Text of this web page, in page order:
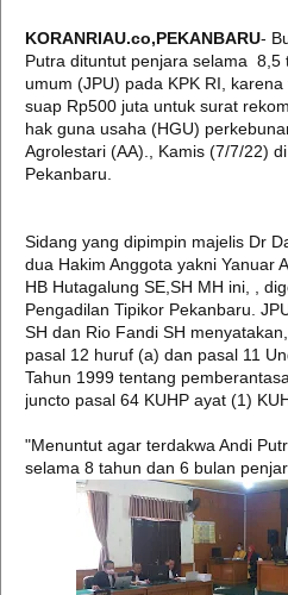
KORANRIAU.co,PEKANBARU-
Putra dituntut penjara selama 8,5
umum (JPU) pada KPK RI,
suap Rp500 juta untuk surat
hak guna usaha (HGU)
Agrolestari (AA)., Kamis (7/7/22)
Pekanbaru.
Sidang yang dipimpin majelis Dr
dua Hakim Anggota yakni Yanuar
HB Hutagalung SE,SH MH ini, ,
Pengadilan Tipikor Pekanbaru.
SH dan Rio Fandi SH
pasal 12 huruf (a) dan pasal 11
Tahun 1999 tentang
juncto pasal 64 KUHP ayat (1)
"Menuntut agar terdakwa Andi
selama 8 tahun dan 6 bulan